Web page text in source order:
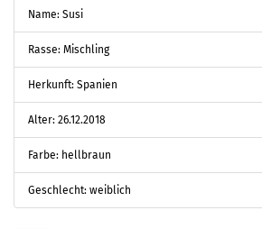
Name: Susi
Rasse: Mischling
Herkunft: Spanien
Alter: 26.12.2018
Farbe: hellbraun
Geschlecht: weiblich